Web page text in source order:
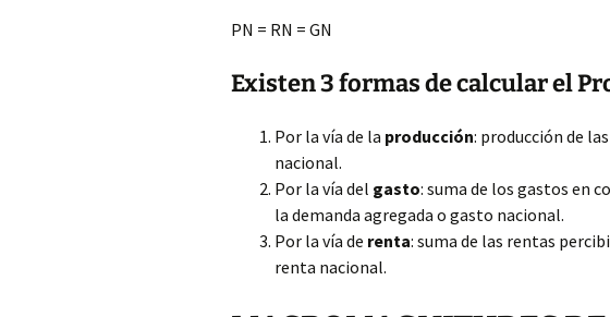
PN = RN = GN
Existen 3 formas de calcular el
Por la vía de la producción: producción de
nacional.
Por la vía del gasto: suma de los gastos en
la demanda agregada o gasto nacional.
Por la vía de renta: suma de las rentas
renta nacional.